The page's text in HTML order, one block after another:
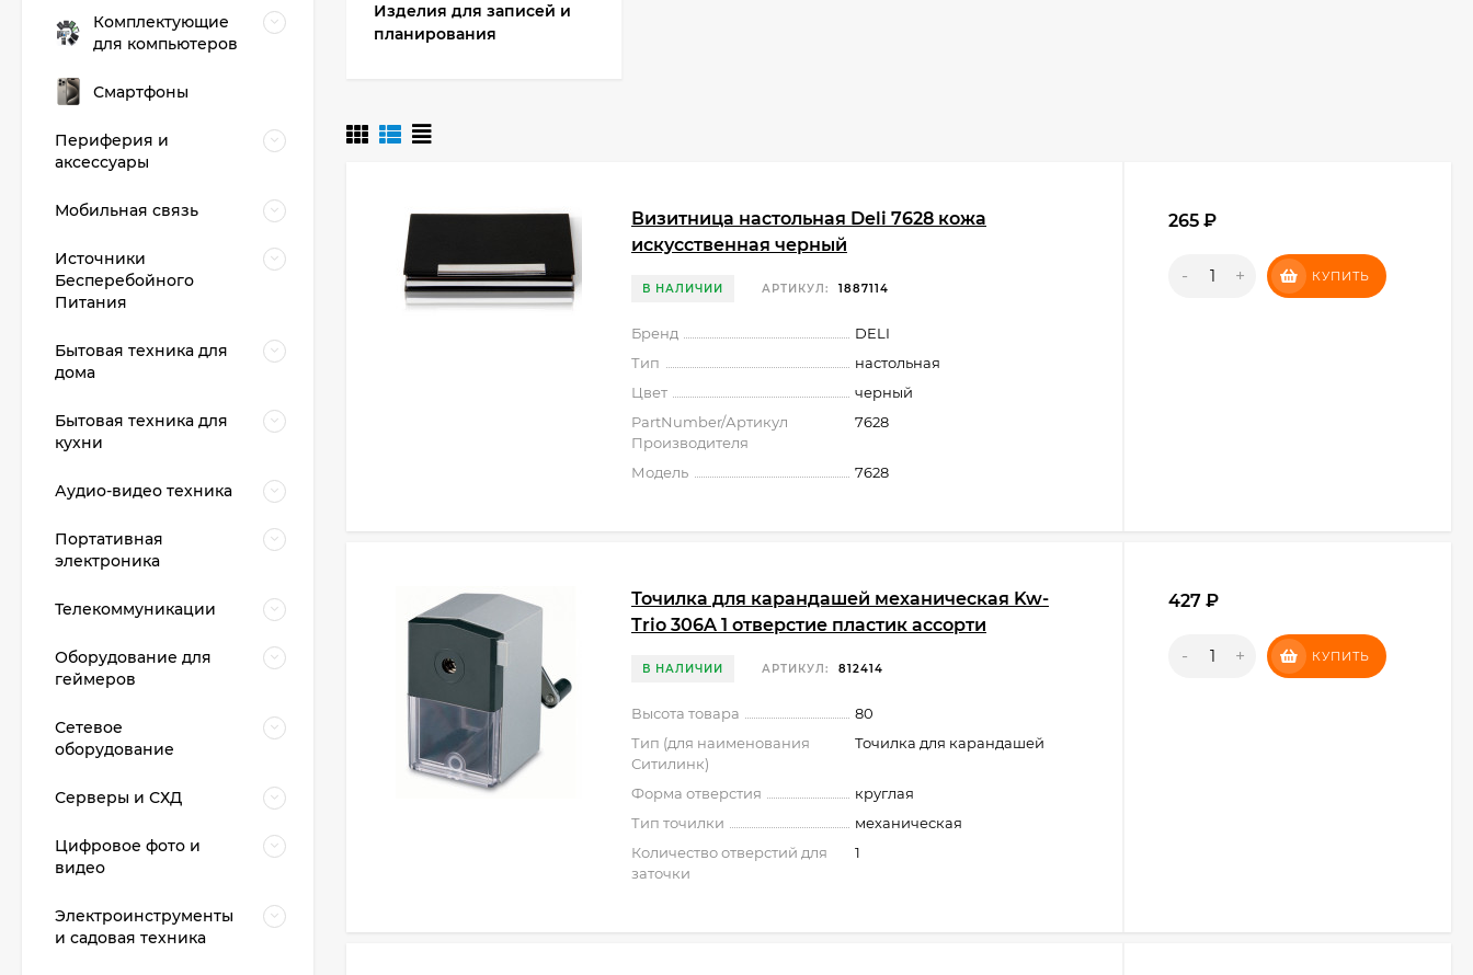
Изделия для записей и
планирования
Визитница настольная Deli 7628 кожа
искусственная черный
В НАЛИЧИИ АРТИКУЛ: 1887114
Бренд
DELI
Тип
настольная
Цвет
черный
PartNumber/Артикул
Производителя
7628
Модель 7628
265 ₽
- + КУПИТЬ
Точилка для карандашей механическая Kw-
Trio 306A 1 отверстие пластик ассорти
В НАЛИЧИИ АРТИКУЛ: 812414
Высота товара
80
Тип (для наименования
Ситилинк)
Точилка для карандашей
Форма отверстия
круглая
Тип точилки
механическая
Количество отверстий для
заточки
1
427 ₽
- + КУПИТЬ
Комплектующие
для компьютеров
Смартфоны
Периферия и
аксессуары
Мобильная связь
Источники
Бесперебойного
Питания
Бытовая техника для
дома
Бытовая техника для
кухни
Аудио-видео техника
Портативная
электроника
Телекоммуникации
Оборудование для
геймеров
Сетевое
оборудование
Серверы и СХД
Цифровое фото и
видео
Электроинструменты
и садовая техника